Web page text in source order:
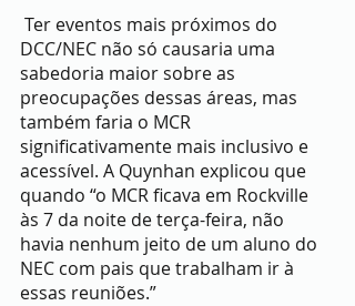
DCC/NEC não só causaria uma
sabedoria maior sobre as
preocupações dessas áreas, mas
também faria o MCR
significativamente mais inclusivo e
acessível. A Quynhan explicou que
quando “o MCR ficava em Rockville
às 7 da noite de terça-feira, não
havia nenhum jeito de um aluno do
NEC com pais que trabalham ir à
essas reuniões.”